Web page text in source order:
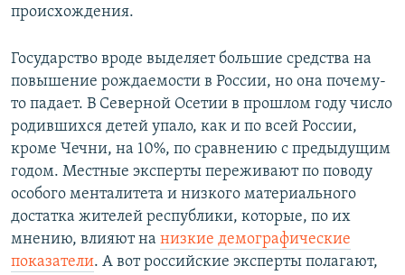
происхождения.
Государство вроде выделяет большие средства на
повышение рождаемости в России, но она почему-
то падает. В Северной Осетии в прошлом году число
родившихся детей упало, как и по всей России,
кроме Чечни, на 10%, по сравнению с предыдущим
годом. Местные эксперты переживают по поводу
особого менталитета и низкого материального
достатка жителей республики, которые, по их
мнению, влияют на низкие демографические
показатели. А вот российские эксперты полагают,